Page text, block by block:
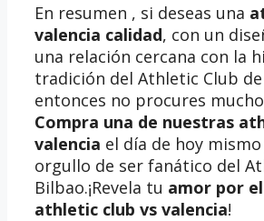
En resumen , si deseas una
valencia calidad, con un
una relación cercana con la
tradición del Athletic Club
entonces no procures
Compra una de nuestras
valencia el día de hoy
orgullo de ser fanático del
Bilbao.¡Revela tu amor por
athletic club vs valencia!